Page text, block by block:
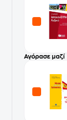
Αγόρασε μαζί